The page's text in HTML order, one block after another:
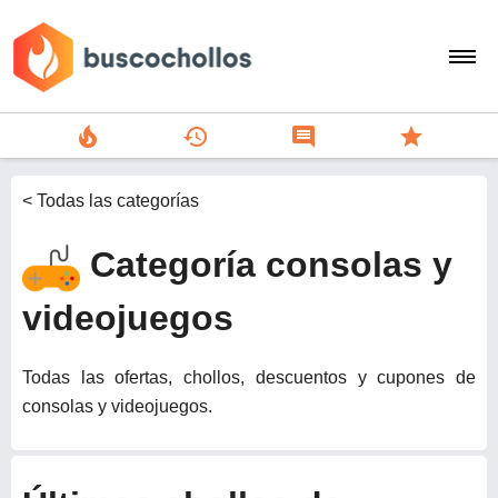
search
person
add
Menu
local_fire_department history comment star
< Todas las categorías
Categoría consolas y
videojuegos
Todas las ofertas, chollos, descuentos y cupones de
consolas y videojuegos.